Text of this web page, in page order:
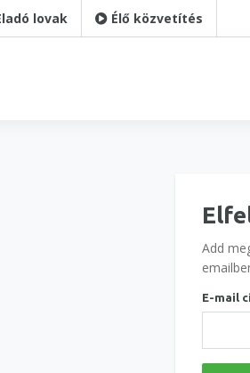
lovak Élő közvetítés
Add
E-mail